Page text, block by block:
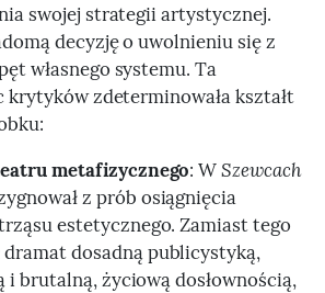
swojej strategii artystycznej.
decyzję o uwolnieniu się z
własnego systemu. Ta
zdeterminowała kształt
metafizycznego: WSzewcach
z prób osiągnięcia
estetycznego. Zamiast tego
dramat dosadną publicystyką,
brutalną, życiową dosłownością,